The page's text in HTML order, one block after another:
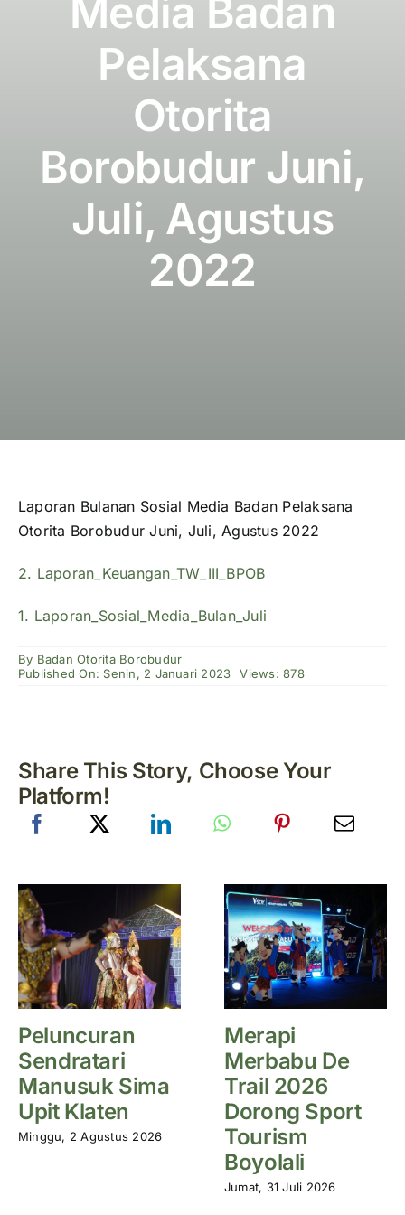
Media Badan
Pelaksana
Otorita
Borobudur Juni,
Juli, Agustus
2022
Laporan Bulanan Sosial Media Badan Pelaksana
Otorita Borobudur Juni, Juli, Agustus 2022
2. Laporan_Keuangan_TW_III_BPOB
1. Laporan_Sosial_Media_Bulan_Juli
By Badan Otorita Borobudur
Published On: Senin, 2 Januari 2023
Views: 878
Share This Story, Choose Your
Platform!
Peluncuran
Sendratari
Manusuk Sima
Upit Klaten
Minggu, 2 Agustus 2026
Merapi
Merbabu De
Trail 2026
Dorong Sport
Tourism
Boyolali
Jumat, 31 Juli 2026